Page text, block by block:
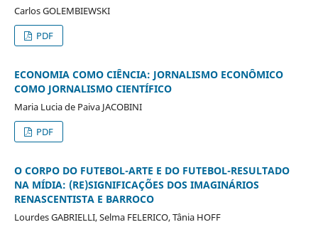
Carlos GOLEMBIEWSKI
PDF
ECONOMIA COMO CIÊNCIA: JORNALISMO ECONÔMICO
COMO JORNALISMO CIENTÍFICO
Maria Lucia de Paiva JACOBINI
PDF
O CORPO DO FUTEBOL-ARTE E DO FUTEBOL-RESULTADO
NA MÍDIA: (RE)SIGNIFICAÇÕES DOS IMAGINÁRIOS
RENASCENTISTA E BARROCO
Lourdes GABRIELLI, Selma FELERICO, Tânia HOFF